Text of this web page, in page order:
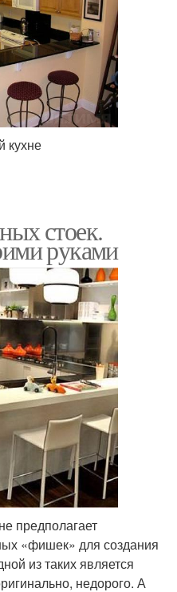
кухне
стоек.
руками
предполагает
«фишек» для создания
из таких является
недорого. А